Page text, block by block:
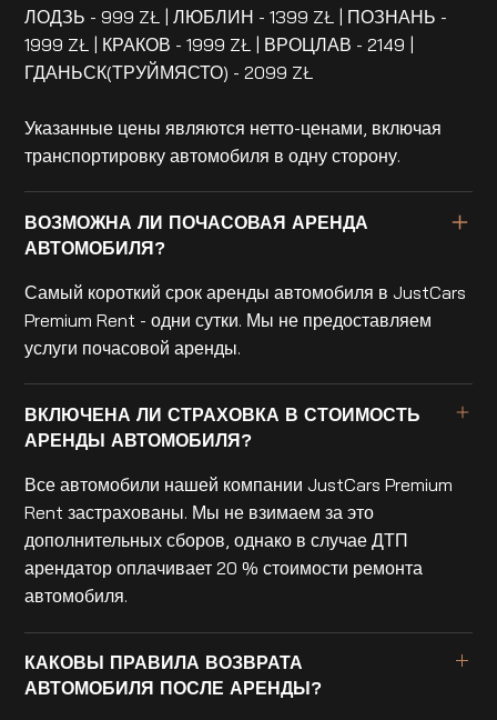
ЛОДЗЬ - 999 ZŁ | ЛЮБЛИН - 1399 ZŁ | ПОЗНАНЬ -
1999 ZŁ | КРАКОВ - 1999 ZŁ | ВРОЦЛАВ - 2149 |
ГДАНЬСК(ТРУЙМЯСТО) - 2099 ZŁ
Указанные цены являются нетто-ценами, включая
транспортировку автомобиля в одну сторону.
ВОЗМОЖНА ЛИ ПОЧАСОВАЯ АРЕНДА
АВТОМОБИЛЯ?
Самый короткий срок аренды автомобиля в JustCars
Premium Rent - одни сутки. Мы не предоставляем
услуги почасовой аренды.
ВКЛЮЧЕНА ЛИ СТРАХОВКА В СТОИМОСТЬ
АРЕНДЫ АВТОМОБИЛЯ?
Все автомобили нашей компании JustCars Premium
Rent застрахованы. Мы не взимаем за это
дополнительных сборов, однако в случае ДТП
арендатор оплачивает 20 % стоимости ремонта
автомобиля.
КАКОВЫ ПРАВИЛА ВОЗВРАТА
АВТОМОБИЛЯ ПОСЛЕ АРЕНДЫ?